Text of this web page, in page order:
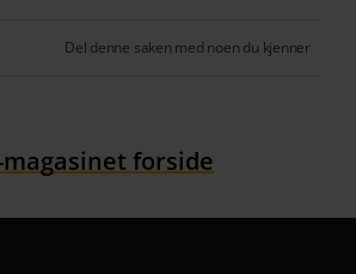
Del denne saken med noen du kjenner
forside